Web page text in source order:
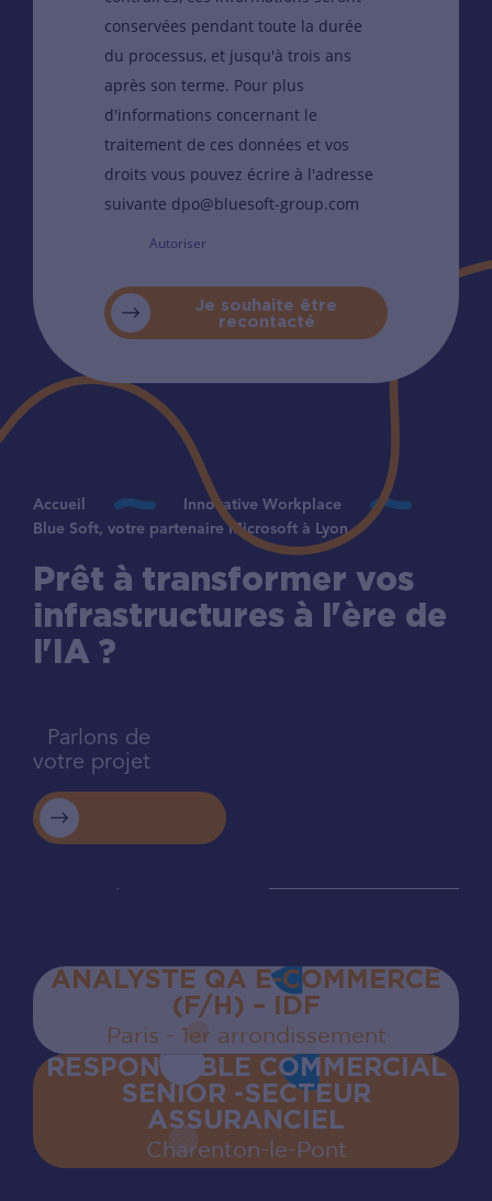
conservées pendant toute la durée
du processus, et jusqu'à trois ans
après son terme. Pour plus
d'informations concernant le
traitement de ces données et vos
droits vous pouvez écrire à l'adresse
suivante dpo@bluesoft-group.com
Autoriser
Je souhaite être
recontacté
Accueil
Innovative Workplace
Blue Soft, votre partenaire Microsoft à Lyon
Prêt à transformer vos
infrastructures à l'ère de
l'IA ?
Parlons de
votre projet
ANALYSTE QA E-COMMERCE
(F/H) – IDF
Paris - 1er arrondissement
RESPONSABLE COMMERCIAL
SENIOR -SECTEUR
ASSURANCIEL
Charenton‍-‍le‍-‍Pont